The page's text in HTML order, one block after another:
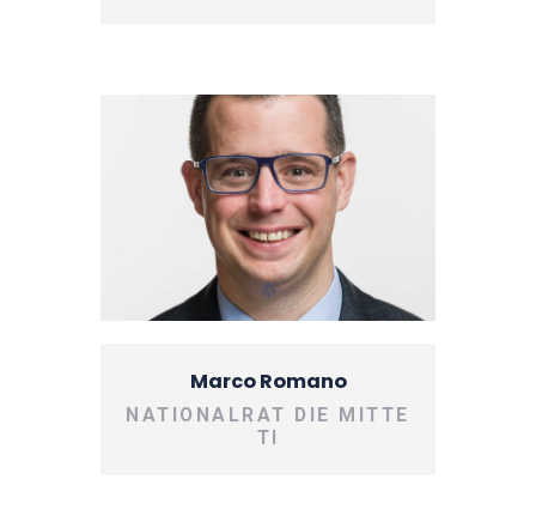
Marco Romano
NATIONALRAT DIE MITTE
TI